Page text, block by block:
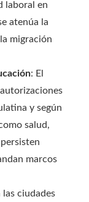
laboral en
atenúa la
migración
: El
y según
salud,
marcos
las ciudades